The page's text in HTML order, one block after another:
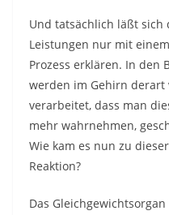
Und tatsächlich läßt sich
Leistungen nur mit
Prozess erklären. In den
werden im Gehirn
verarbeitet, dass man
mehr wahrnehmen,
Wie kam es nun zu
Reaktion?
Das